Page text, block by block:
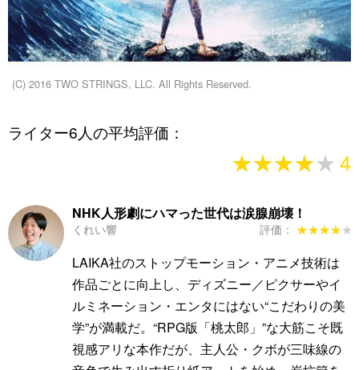
(C) 2016 TWO STRINGS, LLC. All Rights Reserved.
ライター6人の平均評価：
★★★★★
★★★★★4
NHK人形劇にハマった世代は涙腺崩壊！
くれい響 評価： ★★★★★
★★★★★
LAIKA社のストップモーション・アニメ技術は
作品ごとに向上し、ディズニー／ピクサーやイ
ルミネーション・エンタにはない“こだわりの美
学”が満載だ。“RPG版「桃太郎」”な大筋こそ既
視感アリな本作だが、主人公・クボが三味線の